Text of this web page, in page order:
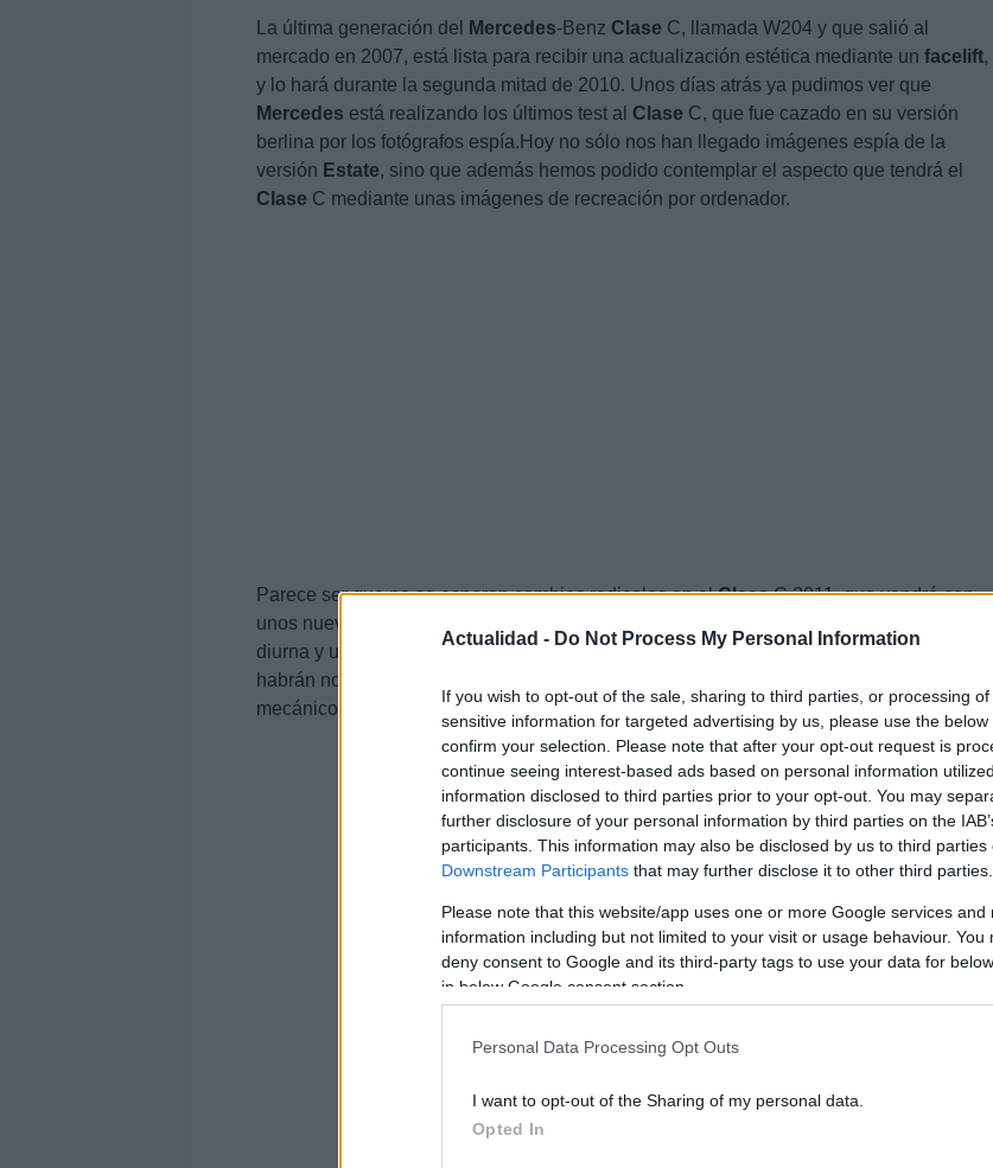
Actualidad - Do Not Process My Personal Information
If you wish to opt-out of the sale, sharing to third parties, or processing
sensitive information for targeted advertising by us, please use the
confirm your selection. Please note that after your opt-out request is
continue seeing interest-based ads based on personal information
information disclosed to third parties prior to your opt-out. You may
further disclosure of your personal information by third parties on the
participants. This information may also be disclosed by us to third parties
Downstream Participants that may further disclose it to other third parties.
Please note that this website/app uses one or more Google services
information including but not limited to your visit or usage behaviour. You
deny consent to Google and its third-party tags to use your data for
in below Google consent section.
Personal Data Processing Opt Outs
I want to opt-out of the Sharing of my personal data.
Opted In
La última generación del Mercedes-Benz Clase C, llamada W204 y que salió al
mercado en 2007, está lista para recibir una actualización estética mediante un facelift,
y lo hará durante la segunda mitad de 2010. Unos días atrás ya pudimos ver que
Mercedes está realizando los últimos test al Clase C, que fue cazado en su versión
berlina por los fotógrafos espía.Hoy no sólo nos han llegado imágenes espía de la
versión Estate, sino que además hemos podido contemplar el aspecto que tendrá el
Clase C mediante unas imágenes de recreación por ordenador.
Parece ser que no se esperan cambios radicales en elClaseC 2011, que vendrá con
unos nuevos paragolpes, nuevas luces delanteras y traseras, luces de conducción
diurna y una nueva gama de llantas.Aparte de los cambios obvios de la carrocería,
habrán novedades y mejoras en los interiores, además de numerosos cambios
mecánicos.